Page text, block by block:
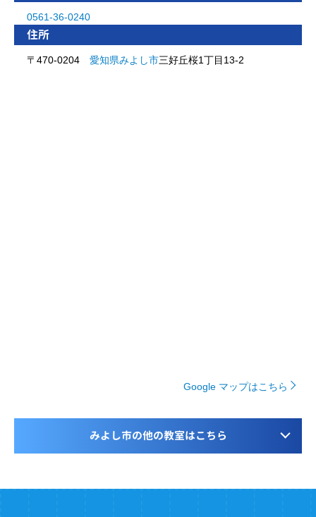
0561-36-0240
住所
〒470-0204 愛知県みよし市三好丘桜1丁目13-2
Google マップはこちら
みよし市の他の教室はこちら